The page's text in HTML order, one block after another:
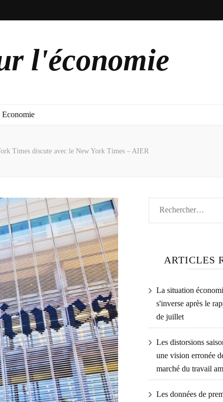
l'économie
Economie
Times discute avec le New York Times – AIER
Rechercher :
ARTICLES
La situation
s'inverse après le
de juillet
Les distorsions
une vision erronée
marché du travail
Les données de